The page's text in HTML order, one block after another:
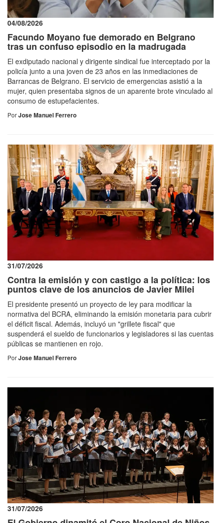
04/08/2026
Facundo Moyano fue demorado en Belgrano
tras un confuso episodio en la madrugada
El exdiputado nacional y dirigente sindical fue interceptado por la
policía junto a una joven de 23 años en las inmediaciones de
Barrancas de Belgrano. El servicio de emergencias asistió a la
mujer, quien presentaba signos de un aparente brote vinculado al
consumo de estupefacientes.
PorJose Manuel Ferrero
31/07/2026
Contra la emisión y con castigo a la política: los
puntos clave de los anuncios de Javier Milei
El presidente presentó un proyecto de ley para modificar la
normativa del BCRA, eliminando la emisión monetaria para cubrir
el déficit fiscal. Además, incluyó un "grillete fiscal" que
suspenderá el sueldo de funcionarios y legisladores si las cuentas
públicas se mantienen en rojo.
PorJose Manuel Ferrero
31/07/2026